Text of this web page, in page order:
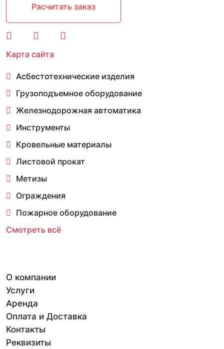
Расчитать заказ
Карта сайта
Асбестотехнические изделия
Грузоподъемное оборудование
Железнодорожная автоматика
Инструменты
Кровельные материалы
Листовой прокат
Метизы
Ограждения
Пожарное оборудование
Смотреть всё
О компании
Услуги
Аренда
Оплата и Доставка
Контакты
Реквизиты